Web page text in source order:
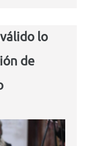
lo
de